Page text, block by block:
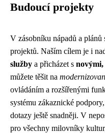
Budoucí projekty
V zásobníku nápadů a
projektů. Naším cílem je i
služby a přicházet s novými,
můžete těšit na
ovládáním a rozšířenými
systému zákaznické
dotazy ještě snadněji. V
pro všechny milovníky